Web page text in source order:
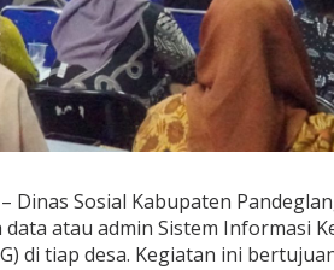
– Dinas Sosial Kabupaten
atau admin Sistem Informasi
di tiap desa. Kegiatan ini
Di